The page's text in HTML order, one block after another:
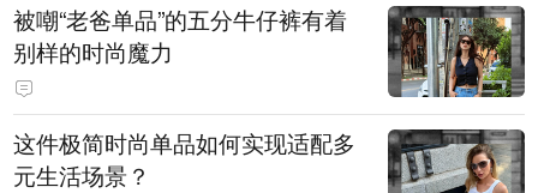
被嘲“老爸单品”的五分牛仔裤有着
别样的时尚魔力
这件极简时尚单品如何实现适配多
元生活场景？